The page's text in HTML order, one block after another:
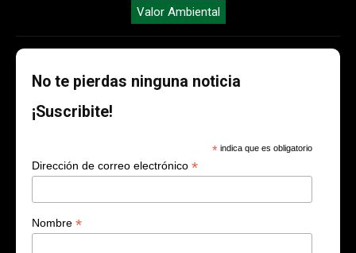
Valor Ambiental
No te pierdas ninguna noticia
¡Suscribite!
* indica que es obligatorio
Dirección de correo electrónico *
Nombre *